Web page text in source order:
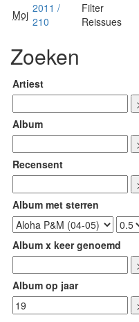
Moj 2011 /
210
Filter
Reissues
Zoeken
Artiest
Album
Recensent
Album met sterren
Album x keer genoemd
Album op jaar